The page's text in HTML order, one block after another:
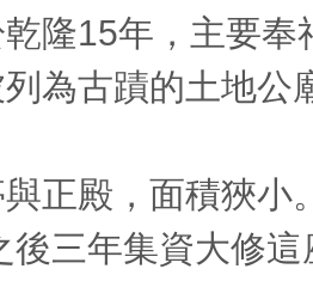
隆15年，主要奉
為古蹟的土地公
正殿，面積狹小
後三年集資大修